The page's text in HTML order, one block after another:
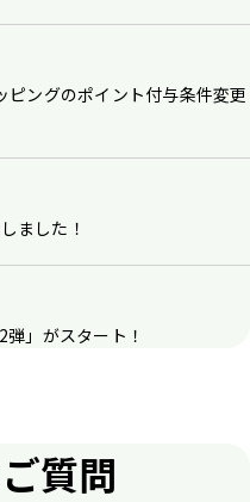
ピングのポイント付与条件変更
ました！
弾」がスタート！
質問